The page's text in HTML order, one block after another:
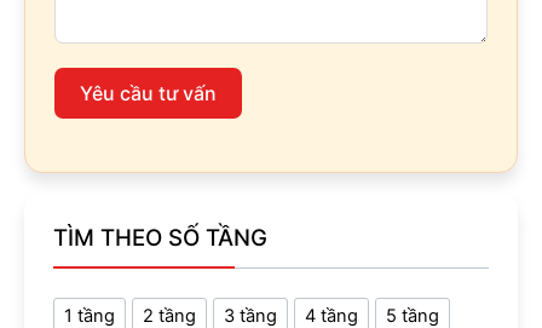
Yêu cầu tư vấn
TÌM THEO SỐ TẦNG
1 tầng 2 tầng 3 tầng 4 tầng 5 tầng